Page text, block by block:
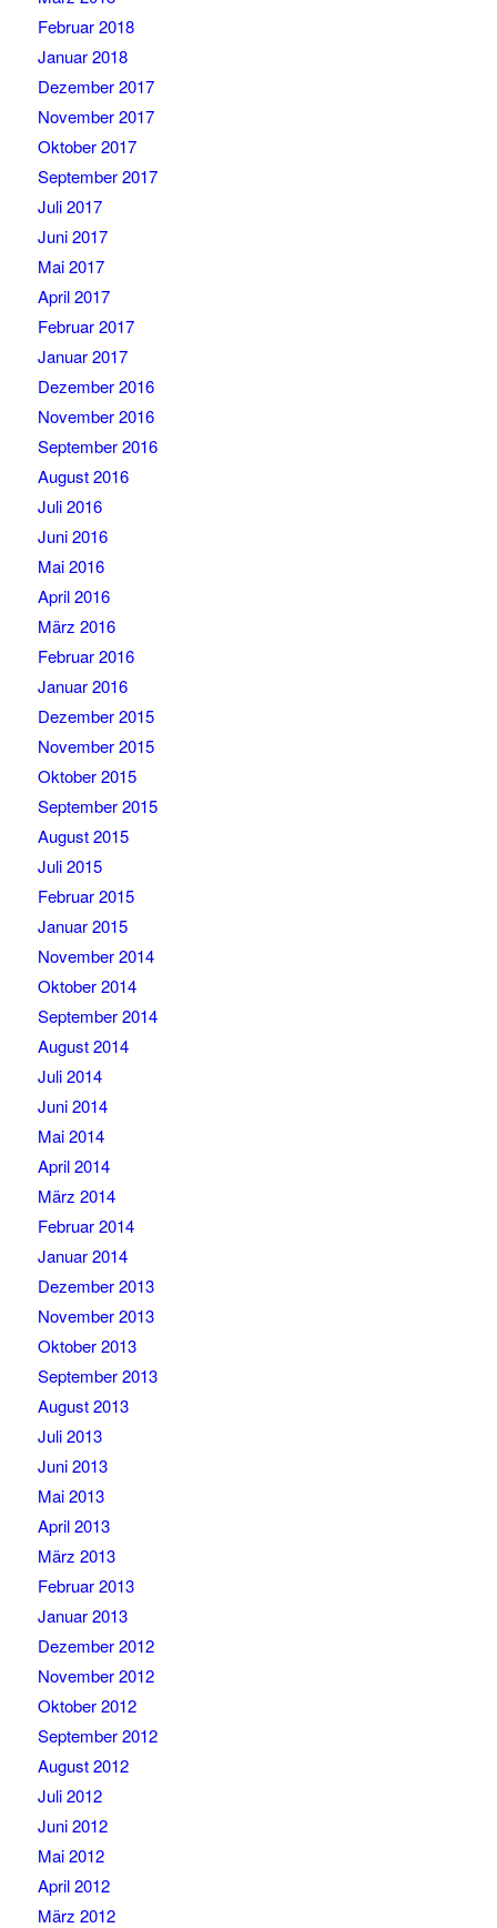
Februar 2018
Januar 2018
Dezember 2017
November 2017
Oktober 2017
September 2017
Juli 2017
Juni 2017
Mai 2017
April 2017
Februar 2017
Januar 2017
Dezember 2016
November 2016
September 2016
August 2016
Juli 2016
Juni 2016
Mai 2016
April 2016
März 2016
Februar 2016
Januar 2016
Dezember 2015
November 2015
Oktober 2015
September 2015
August 2015
Juli 2015
Februar 2015
Januar 2015
November 2014
Oktober 2014
September 2014
August 2014
Juli 2014
Juni 2014
Mai 2014
April 2014
März 2014
Februar 2014
Januar 2014
Dezember 2013
November 2013
Oktober 2013
September 2013
August 2013
Juli 2013
Juni 2013
Mai 2013
April 2013
März 2013
Februar 2013
Januar 2013
Dezember 2012
November 2012
Oktober 2012
September 2012
August 2012
Juli 2012
Juni 2012
Mai 2012
April 2012
März 2012